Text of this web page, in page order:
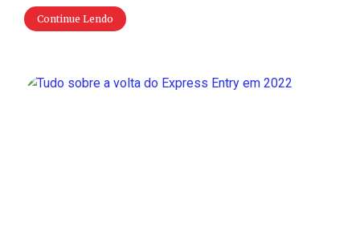
Continue Lendo